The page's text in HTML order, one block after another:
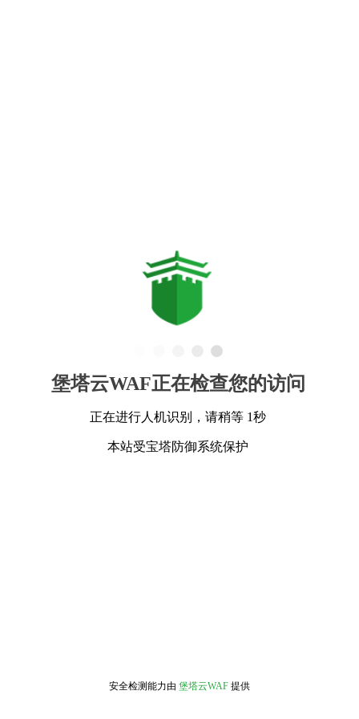
堡塔云WAF正在检查您的访问
正在进行人机识别，请稍等 1秒
本站受宝塔防御系统保护
安全检测能力由 堡塔云WAF 提供